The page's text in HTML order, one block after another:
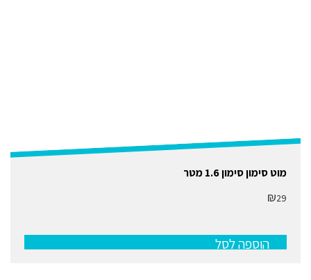
מוט סימון סימון 1.6 מטר
₪29
הוספה לסל